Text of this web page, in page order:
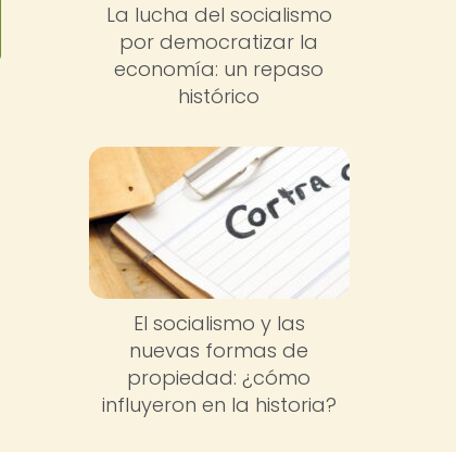
La lucha del socialismo
por democratizar la
economía: un repaso
histórico
El socialismo y las
nuevas formas de
propiedad: ¿cómo
influyeron en la historia?